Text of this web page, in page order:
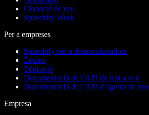
Clonació de veu
Speechify Work
Per a empreses
Speechify per a desenvolupadors
Equips
Educació
Documentació de l’API de text a veu
Documentació de l’API d’agents de veu
Empresa